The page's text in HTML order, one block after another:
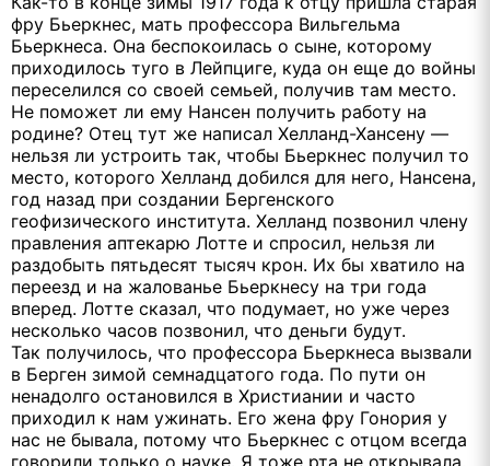
фру Бьеркнес, мать профессора Вильгельма
Бьеркнеса. Она беспокоилась о сыне, которому
приходилось туго в Лейпциге, куда он еще до войны
переселился со своей семьей, получив там место.
Не поможет ли ему Нансен получить работу на
родине? Отец тут же написал Хелланд-Хансену —
нельзя ли устроить так, чтобы Бьеркнес получил то
место, которого Хелланд добился для него, Нансена,
год назад при создании Бергенского
геофизического института. Хелланд позвонил члену
правления аптекарю Лотте и спросил, нельзя ли
раздобыть пятьдесят тысяч крон. Их бы хватило на
переезд и на жалованье Бьеркнесу на три года
вперед. Лотте сказал, что подумает, но уже через
несколько часов позвонил, что деньги будут.
Так получилось, что профессора Бьеркнеса вызвали
в Берген зимой семнадцатого года. По пути он
ненадолго остановился в Христиании и часто
приходил к нам ужинать. Его жена фру Гонория у
нас не бывала, потому что Бьеркнес с отцом всегда
говорили только о науке. Я тоже рта не открывала,